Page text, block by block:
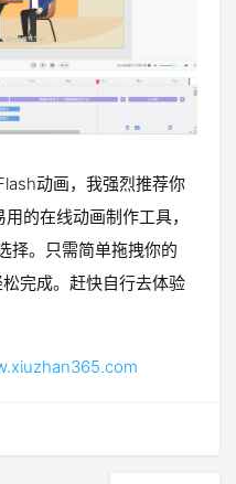
动画，我强烈推荐你
的在线动画制作工具，
择。只需简单拖拽你的
完成。赶快自行去体验